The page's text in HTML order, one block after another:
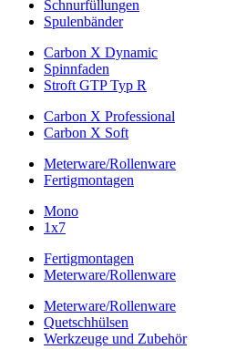
Schnurfüllungen
Spulenbänder
Carbon X Dynamic
Spinnfaden
Stroft GTP Typ R
Carbon X Professional
Carbon X Soft
Meterware/Rollenware
Fertigmontagen
Mono
1x7
Fertigmontagen
Meterware/Rollenware
Meterware/Rollenware
Quetschhülsen
Werkzeuge und Zubehör